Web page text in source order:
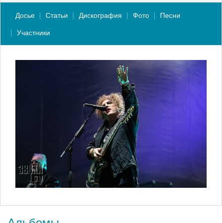
Досье Статьи Дискография Фото
Песни
Участники